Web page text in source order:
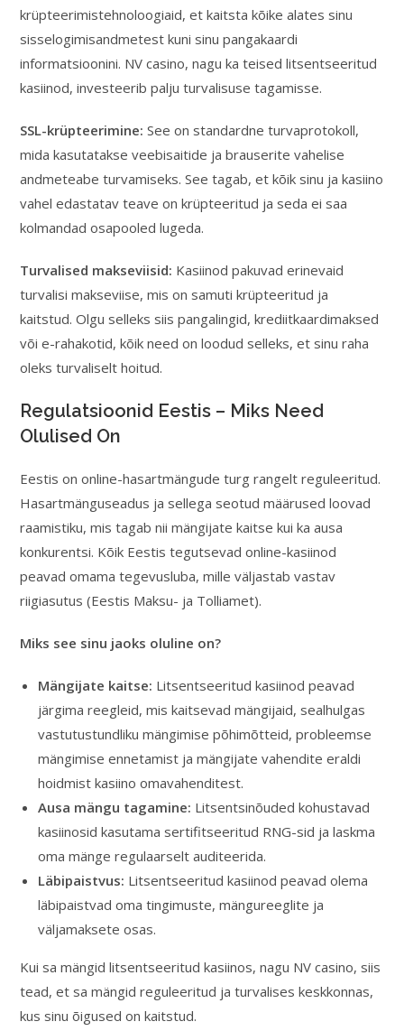
krüpteerimistehnoloogiaid, et kaitsta kõike alates sinu
sisselogimisandmetest kuni sinu pangakaardi
informatsioonini. NV casino, nagu ka teised litsentseeritud
kasiinod, investeerib palju turvalisuse tagamisse.
SSL-krüpteerimine: See on standardne turvaprotokoll,
mida kasutatakse veebisaitide ja brauserite vahelise
andmeteabe turvamiseks. See tagab, et kõik sinu ja kasiino
vahel edastatav teave on krüpteeritud ja seda ei saa
kolmandad osapooled lugeda.
Turvalised makseviisid: Kasiinod pakuvad erinevaid
turvalisi makseviise, mis on samuti krüpteeritud ja
kaitstud. Olgu selleks siis pangalingid, krediitkaardimaksed
või e-rahakotid, kõik need on loodud selleks, et sinu raha
oleks turvaliselt hoitud.
Regulatsioonid Eestis – Miks Need
Olulised On
Eestis on online-hasartmängude turg rangelt reguleeritud.
Hasartmänguseadus ja sellega seotud määrused loovad
raamistiku, mis tagab nii mängijate kaitse kui ka ausa
konkurentsi. Kõik Eestis tegutsevad online-kasiinod
peavad omama tegevusluba, mille väljastab vastav
riigiasutus (Eestis Maksu- ja Tolliamet).
Miks see sinu jaoks oluline on?
Mängijate kaitse: Litsentseeritud kasiinod peavad
järgima reegleid, mis kaitsevad mängijaid, sealhulgas
vastutustundliku mängimise põhimõtteid, probleemse
mängimise ennetamist ja mängijate vahendite eraldi
hoidmist kasiino omavahenditest.
Ausa mängu tagamine: Litsentsinõuded kohustavad
kasiinosid kasutama sertifitseeritud RNG-sid ja laskma
oma mänge regulaarselt auditeerida.
Läbipaistvus: Litsentseeritud kasiinod peavad olema
läbipaistvad oma tingimuste, mängureeglite ja
väljamaksete osas.
Kui sa mängid litsentseeritud kasiinos, nagu NV casino, siis
tead, et sa mängid reguleeritud ja turvalises keskkonnas,
kus sinu õigused on kaitstud.